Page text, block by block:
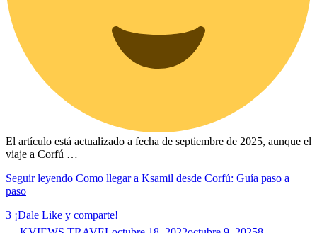
El artículo está actualizado a fecha de septiembre de 2025, aunque el
viaje a Corfú …
Seguir leyendo Como llegar a Ksamil desde Corfú: Guía paso a
paso
3 ¡Dale Like y comparte!